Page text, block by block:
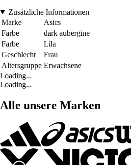
Zusätzliche Informationen
Marke
Asics
Farbe
dark aubergine
Farbe
Lila
Geschlecht
Frau
Altersgruppe Erwachsene
Loading...
Loading...
Alle unsere Marken